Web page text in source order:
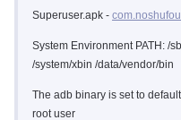
Superuser.apk -
System Environment PATH: /
/system/xbin /data/vendor/bin
The adb binary is set to
root user